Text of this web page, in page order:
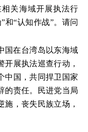
关海域开展执法行
和“认知作战”。请问
国在台湾岛以东海域
展执法巡查行动，
中国，共同捍卫国家
的责任。民进党当局
，丧失民族立场，